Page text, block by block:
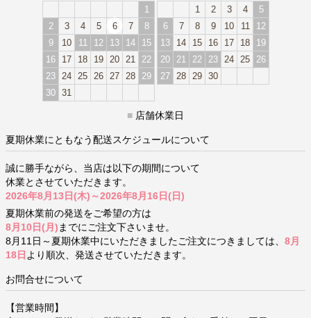
1
2
3 4 5 6 7
8
9
10 11 12 13 14
15
16
17 18 19 20 21
22
23
24 25 26 27 28
29
30 31
1
2 3 4
5
6
7 8 9 10 11
12
13
14 15 16 17 18
19
20
21 22 23 24 25
26
27
28 29 30
■ 店舗休業日
夏期休業にともなう配送スケジュールについて
誠に勝手ながら、当店は以下の期間について
休業とさせていただきます。
2026年8月13日(木)～2026年8月16日(日)
夏期休業前の発送をご希望の方は
8月10日(月) までにご注文下さいませ。
8月11日～夏期休業中にいただきましたご注文につきましては、 8月
18日 より順次、発送させていただきます。
お問合せについて
【営業時間】